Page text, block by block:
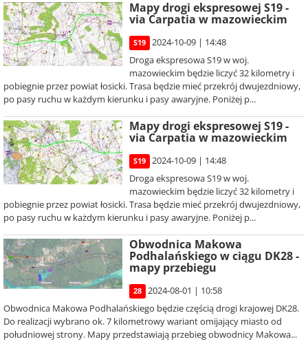
Mapy drogi ekspresowej S19 -
via Carpatia w mazowieckim
S19
2024-10-09 | 14:48
Droga ekspresowa S19 w woj.
mazowieckim będzie liczyć 32 kilometry i
pobiegnie przez powiat łosicki. Trasa będzie mieć przekrój dwujezdniowy,
po pasy ruchu w każdym kierunku i pasy awaryjne. Poniżej p...
Mapy drogi ekspresowej S19 -
via Carpatia w mazowieckim
S19
2024-10-09 | 14:48
Droga ekspresowa S19 w woj.
mazowieckim będzie liczyć 32 kilometry i
pobiegnie przez powiat łosicki. Trasa będzie mieć przekrój dwujezdniowy,
po pasy ruchu w każdym kierunku i pasy awaryjne. Poniżej p...
Obwodnica Makowa
Podhalańskiego w ciągu DK28 -
mapy przebiegu
28
2024-08-01 | 10:58
Obwodnica Makowa Podhalańskiego będzie częścią drogi krajowej DK28.
Do realizacji wybrano ok. 7 kilometrowy wariant omijający miasto od
południowej strony. Mapy przedstawiają przebieg obwodnicy Makowa...